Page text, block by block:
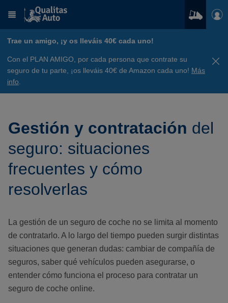
Trae un amigo, ¡y os lleváis 40€ cada uno!
Con el PLAN AMIGO, por cada persona que contrate su
seguro de tu parte, ¡os lleváis 40€ de Amazon cada uno! Más
info
Gestión y contratación del
seguro: situaciones
frecuentes y cómo
resolverlas
La gestión de un seguro de coche no se limita al momento
de contratarlo. A lo largo del tiempo pueden surgir distintas
situaciones que generan dudas: cambiar de compañía de
seguros, saber qué vehículos pueden asegurarse, o
entender cómo funciona el proceso para contratar un
seguro de coche online.